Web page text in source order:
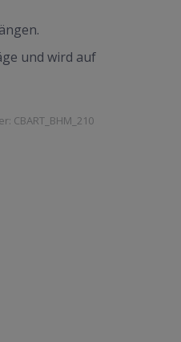
und wird auf
CBART_BHM_210